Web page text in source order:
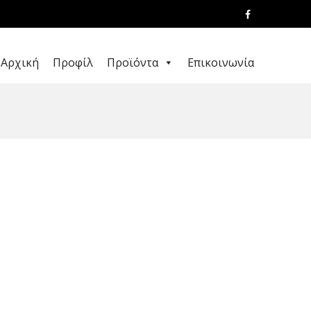
Αρχική Προφίλ Προϊόντα Επικοινωνία